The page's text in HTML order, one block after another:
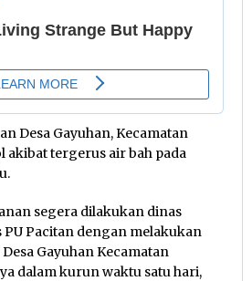
Desa Gayuhan, Kecamatan
akibat tergerus air bah pada
segera dilakukan dinas
Pacitan dengan melakukan
Gayuhan Kecamatan
dalam kurun waktu satu hari,